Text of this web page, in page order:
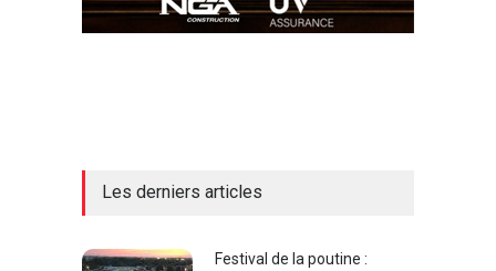
Les derniers articles
Festival de la poutine :